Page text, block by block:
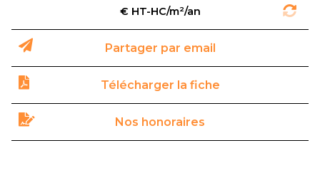
Partager par email
Télécharger la fiche
Nos honoraires